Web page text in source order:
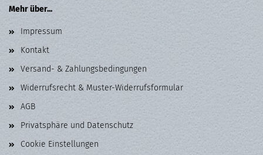
Mehr über...
Impressum
Kontakt
Versand- & Zahlungsbedingungen
Widerrufsrecht & Muster-Widerrufsformular
AGB
Privatsphäre und Datenschutz
Cookie Einstellungen